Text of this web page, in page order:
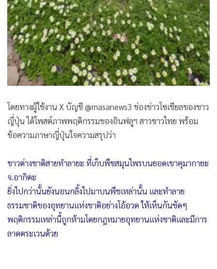
โดยทางผู้ใช้งาน X บัญชี @masanews3 ช่องข่าวโซเชียลของชาว
ญี่ปุ่น ได้โพสต์ภาพพฤติกรรมของอินฟลูฯ สาวชาวไทย พร้อม
ข้อความภาษาญี่ปุ่นใจความสรุปว่า
ชาวต่างชาติสายทำลายะ ที่เก็บพืชสมุนไพรบนยอดเขาคุมากายะ
จ.อากิตะ
ยิ่งไปกว่านั้นยังนอนกลิ้งไปมาบนพืชเหล่านั้น และทำลาย
ธรรมชาติของอุทยานแห่งชาติอย่างโอ้อวด ให้เห็นกันชัดๆ
พฤติกรรมเหล่านี้ถูกห้ามโดยกฎหมายอุทยานแห่งชาติและมีการ
ลาดตระเวนด้วย